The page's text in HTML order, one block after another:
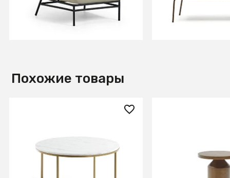
В КОРЗИНУ
Похожие товары
Журнальный столик Sheffield
80 см
медный